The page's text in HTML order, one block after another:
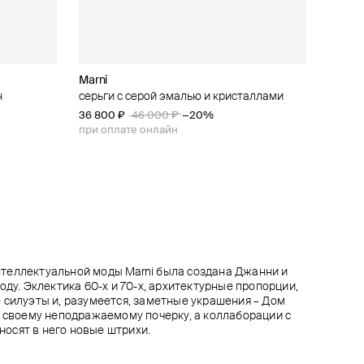
Marni
серьги с серой эмалью и кристаллами
36 800 ₽ 46 000 ₽ −20%
при оплате онлайн
Marni
колье с подвеской и кристаллами
48 600 ₽ 54 000 ₽ −10%
при оплате онлайн
Marni
тонкий браслет-цепь с подвесками и
кристаллами
31 500 ₽ 35 000 ₽
Marni
серебристые серьги-кольца с подвесками
34 200 ₽ 38 000 ₽ −10%
при оплате онлайн
моды Marni была создана Джанни и
Эклектика 60-х и 70-х, архитектурные пропорции,
и, разумеется, заметные украшения – Дом
неподражаемому почерку, а коллаборации с
в него новые штрихи.